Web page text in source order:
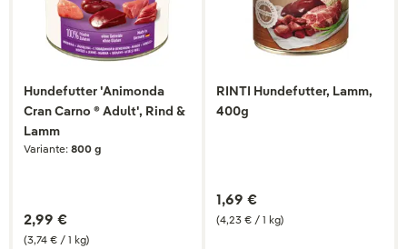
Hundefutter 'Animonda
Cran Carno ® Adult', Rind &
Lamm
Variante: 800 g
(3,74 € / 1 kg)
2,99 €
RINTI Hundefutter, Lamm,
400g
(4,23 € / 1 kg)
1,69 €